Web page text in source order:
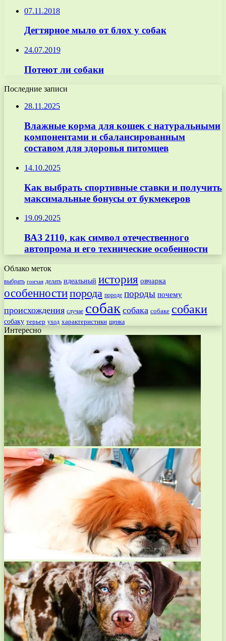
07.11.2018
Дегтярное мыло от блох у собак
24.07.2019
Потеют ли собаки
Последние записи
28.11.2025
Влажные корма для кошек с натуральными
компонентами и сбалансированным
составом для здоровья питомцев
14.10.2025
Как выбрать спортивные ставки и получить
максимальные бонусы от букмекеров
19.09.2025
ВАЗ 2110, как символ отечественного
автопрома и его технические особенности
Облако меток
выбрать гончая делать идеальный история овчарка
особенностипорода породе породы почему
происхождения случае собак собака собаке собаки
собаку терьер уход характеристики щенка
Интересно